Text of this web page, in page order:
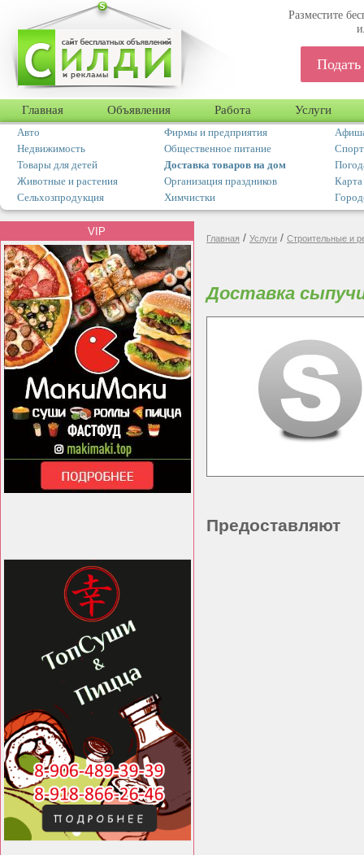
Разместите
Главная Объявления Работа Услуги
Авто Фирмы и предприятия
Недвижимость
Общественное питание
Товары для детей
Доставка товаров на дом
Животные и растения
Организация праздников
Карта
Сельхозпродукция
Химчистки
VIP
Главная / Услуги / Строительные и
Доставка
Предоставляют